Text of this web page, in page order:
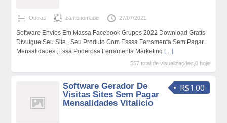
Outras zantenomade 27/07/2021
Software Envios Em Massa Facebook Grupos 2022 Download Gratis
Divulgue Seu Site , Seu Produto Com Esssa Ferramenta Sem Pagar
Mensalidades ,Essa Poderosa Ferramenta Marketing […]
557 total de visualizações,0 hoje
R$1.00
Software Gerador De
Visitas Sites Sem Pagar
Mensalidades Vitalicio